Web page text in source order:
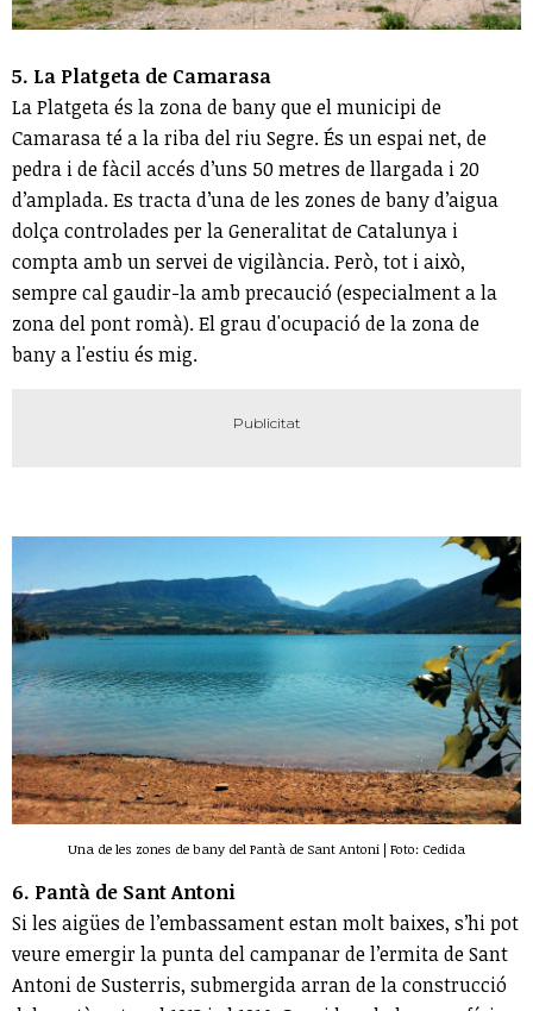
5. La Platgeta de Camarasa
La Platgeta és la zona de bany que el municipi de
Camarasa té a la riba del riu Segre. És un espai net, de
pedra i de fàcil accés d’uns 50 metres de llargada i 20
d’amplada. Es tracta d’una de les zones de bany d’aigua
dolça controlades per la Generalitat de Catalunya i
compta amb un servei de vigilància. Però, tot i això,
sempre cal gaudir-la amb precaució (especialment a la
zona del pont romà). El grau d'ocupació de la zona de
bany a l'estiu és mig.
Una de les zones de bany del Pantà de Sant Antoni | Foto: Cedida
6. Pantà de Sant Antoni
Si les aigües de l’embassament estan molt baixes, s’hi pot
veure emergir la punta del campanar de l’ermita de Sant
Antoni de Susterris, submergida arran de la construcció